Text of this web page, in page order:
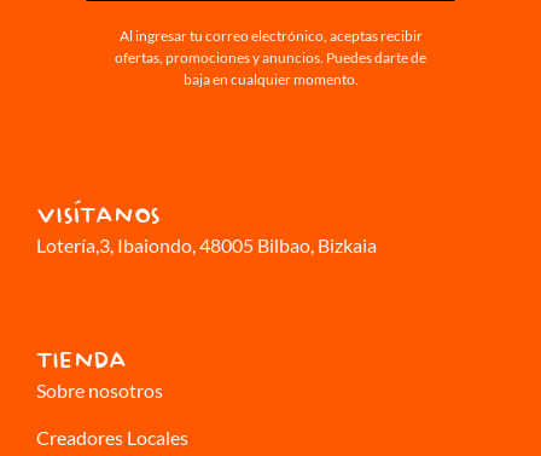
Al ingresar tu correo electrónico, aceptas recibir
ofertas, promociones y anuncios. Puedes darte de
baja en cualquier momento.
VISÍTANOS
Lotería,3, Ibaiondo, 48005 Bilbao, Bizkaia
TIENDA
Sobre nosotros
Creadores Locales